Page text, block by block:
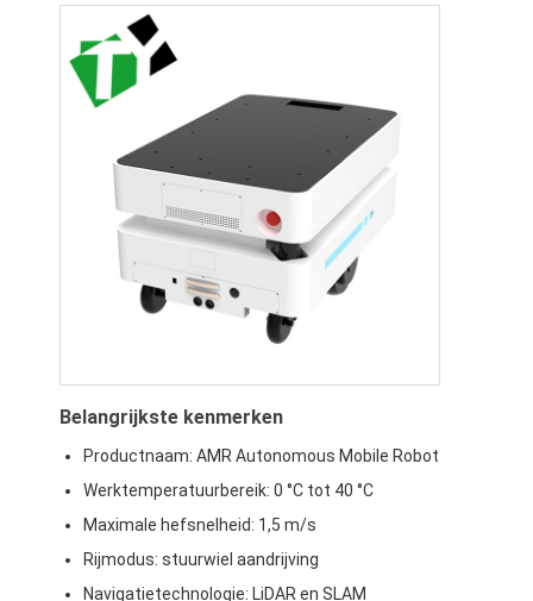
Videos
Over ons
Fabrieksreis
Kwaliteitscontrole
Contacteer ons
Praatje Nu
Automatisch geleide AGV-voertuig
Belangrijkste kenmerken
Productnaam: AMR Autonomous Mobile Robot
Werktemperatuurbereik: 0 °C tot 40 °C
Maximale hefsnelheid: 1,5 m/s
Rijmodus: stuurwiel aandrijving
Navigatietechnologie: LiDAR en SLAM